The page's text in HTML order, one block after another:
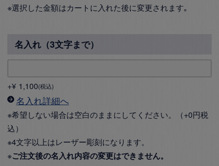
※選択した金額はカートに入れた後に変更されます｡
名入れ（3文字まで）
+¥ 1,100 税込
名入れ詳細へ
※希望しない場合は空白のままにしてください。（+0円税
込）
※4文字以上はレーザー彫刻になります。
※ご注文後の名入れ内容の変更はできません。